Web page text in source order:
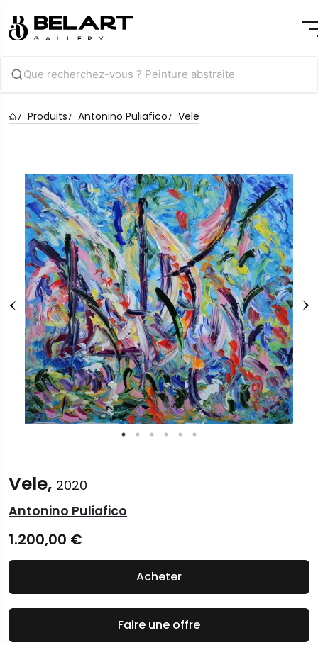
Produits Antonino Puliafico Vele
Vele, 2020
Antonino Puliafico
1.200,00 €
Faire une offre
Acheter